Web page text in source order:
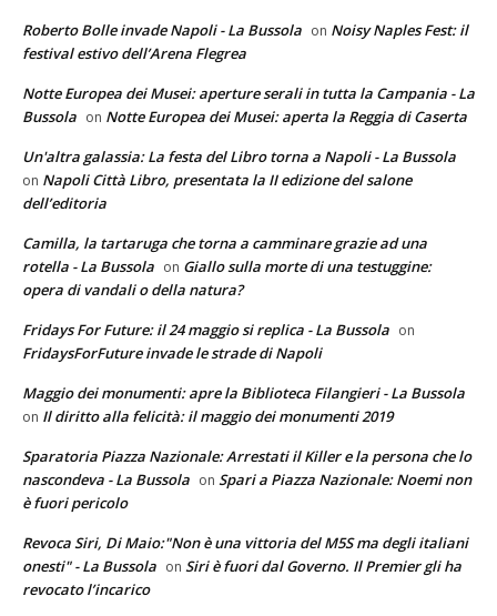
Roberto Bolle invade Napoli - La Bussola on Noisy Naples Fest: il
festival estivo dell’Arena Flegrea
Notte Europea dei Musei: aperture serali in tutta la Campania - La
Bussola on Notte Europea dei Musei: aperta la Reggia di Caserta
Un'altra galassia: La festa del Libro torna a Napoli - La Bussola
on Napoli Città Libro, presentata la II edizione del salone
dell’editoria
Camilla, la tartaruga che torna a camminare grazie ad una
rotella - La Bussola on Giallo sulla morte di una testuggine:
opera di vandali o della natura?
Fridays For Future: il 24 maggio si replica - La Bussola on
FridaysForFuture invade le strade di Napoli
Maggio dei monumenti: apre la Biblioteca Filangieri - La Bussola
on Il diritto alla felicità: il maggio dei monumenti 2019
Sparatoria Piazza Nazionale: Arrestati il Killer e la persona che lo
nascondeva - La Bussola on Spari a Piazza Nazionale: Noemi non
è fuori pericolo
Revoca Siri, Di Maio:"Non è una vittoria del M5S ma degli italiani
onesti" - La Bussola on Siri è fuori dal Governo. Il Premier gli ha
revocato l’incarico